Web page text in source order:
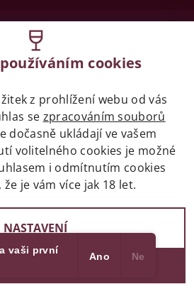
nápojů osobám
všechna práva vyhrazena
cookies
z prohlížení webu od vás
se zpracováním souborů
dočasně ukládají ve vašem
volitelného cookies je možné
i odmítnutím cookies
je vám více jak 18 let.
NASTAVENÍ
vaši první
Ano Ne